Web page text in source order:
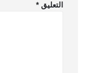
التعليق *